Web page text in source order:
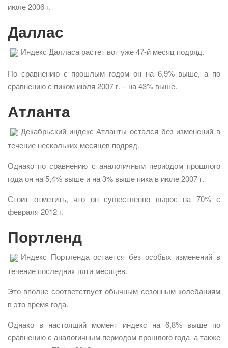
июле 2006 г.
Даллас
Индекс Далласа растет вот уже 47-й месяц подряд.
По сравнению с прошлым годом он на 6,9% выше, а по
сравнению с пиком июля 2007 г. – на 43% выше.
Атланта
Декабрьский индекс Атланты остался без изменений в
течение нескольких месяцев подряд.
Однако по сравнению с аналогичным периодом прошлого
года он на 5,4% выше и на 3% выше пика в июле 2007 г.
Стоит отметить, что он существенно вырос на 70% с
февраля 2012 г.
Портленд
Индекс Портленда остается без особых изменений в
течение последних пяти месяцев.
Это вполне соответствует обычным сезонным колебаниям
в это время года.
Однако в настоящий момент индекс на 6,8% выше по
сравнению с аналогичным периодом прошлого года, а также